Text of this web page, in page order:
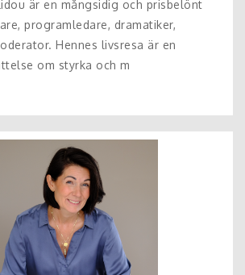
är en mångsidig och prisbelönt
programledare, dramatiker,
Hennes livsresa är en
om styrka och m